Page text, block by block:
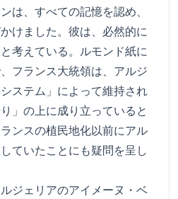
は、すべての記憶を認め、
けました。彼は、必然的に
考えている。ルモンド紙に
フランス大統領は、アルジ
ステム」によって維持され
」の上に成り立っていると
ンスの植民地化以前にアル
ていたことにも疑問を呈し
ジェリアのアイメーヌ・ベ